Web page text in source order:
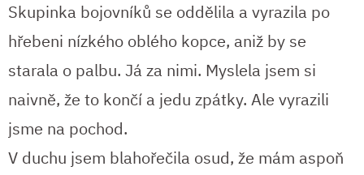
Skupinka bojovníků se oddělila a vyrazila po
hřebeni nízkého oblého kopce, aniž by se
starala o palbu. Já za nimi. Myslela jsem si
naivně, že to končí a jedu zpátky. Ale vyrazili
jsme na pochod.
V duchu jsem blahořečila osud, že mám aspoň